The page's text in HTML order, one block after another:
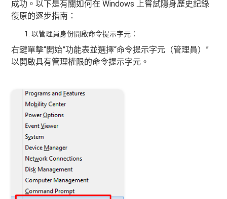
成功。以下是有關如何在 Windows 上嘗試隱身歷史記錄
復原的逐步指南：
以管理員身份開啟命令提示字元：
右鍵單擊“開始”功能表並選擇“命令提示字元（管理員）”
以開啟具有管理權限的命令提示字元。